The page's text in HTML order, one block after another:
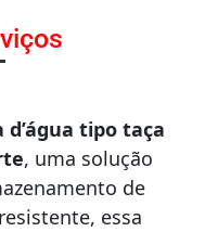
d’água tipo taça
, uma solução
de
essa